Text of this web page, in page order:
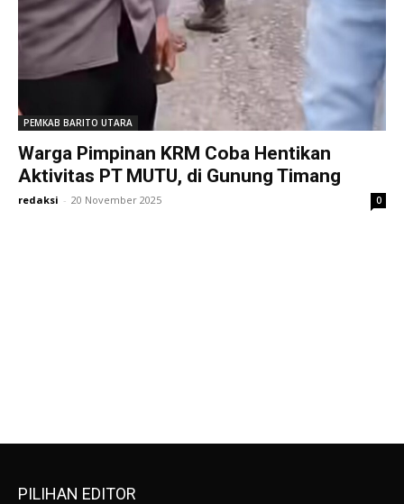
PEMKAB BARITO UTARA
Warga Pimpinan KRM Coba Hentikan
Aktivitas PT MUTU, di Gunung Timang
redaksi - 20 November 2025 0
PILIHAN EDITOR